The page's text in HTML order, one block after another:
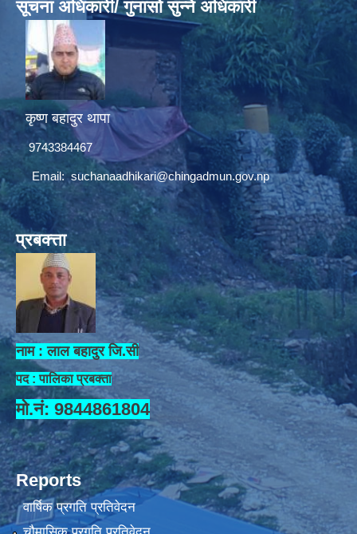
सूचना अधिकारी/ गुनासो सुन्ने अधिकारी
कृष्ण बहादुर थापा
9743384467
Email:suchanaadhikari@chingadmun.gov.np
प्रबक्त्ता
नाम : लाल बहादुर जि.सी
पद : पालिका प्रबक्ता
मो.नं: 9844861804
Reports
वार्षिक प्रगति प्रतिवेदन